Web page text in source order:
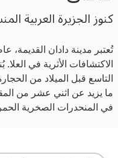
كنوز الجزيرة العربية
تُعتبر مدينة دادان
الاكتشافات الأثرية في
التاسع قبل الميلاد من
ما يزيد عن اثني عشر من
في المنحدرات الصخرية